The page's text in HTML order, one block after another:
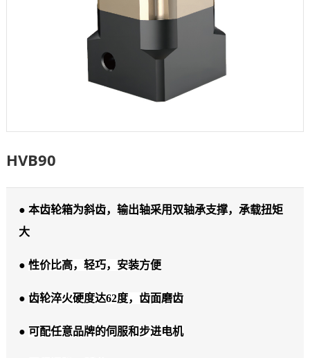
HVB90
● 本齿轮箱为斜齿，输出轴采用双轴承支撑，承载扭矩
大
● 性价比高，轻巧，安装方便
● 齿轮淬火硬度达62度，齿面磨齿
● 可配任意品牌的伺服和步进电机